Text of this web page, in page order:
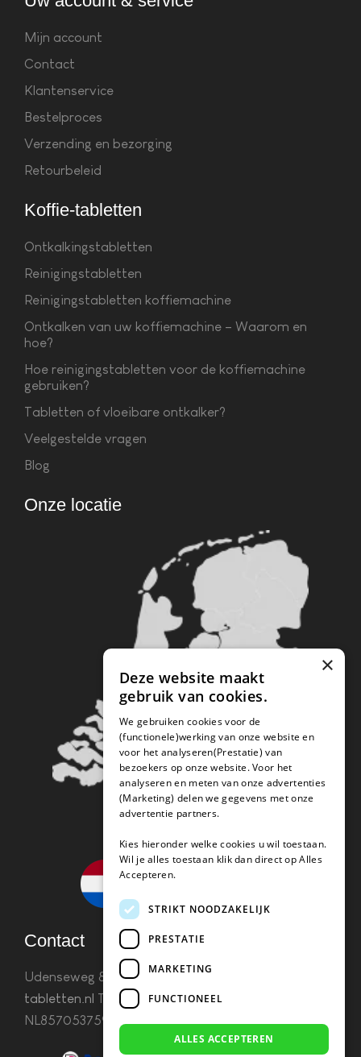
Mijn account
Contact
Klantenservice
Bestelproces
Verzending en bezorging
Retourbeleid
Koffie-tabletten
Ontkalkingstabletten
Reinigingstabletten
Reinigingstabletten koffiemachine
Ontkalken van uw koffiemachine – Waarom en
hoe?
Hoe reinigingstabletten voor de koffiemachine
gebruiken?
Tabletten of vloeibare ontkalker?
Veelgestelde vragen
Blog
Onze locatie
Contact
Udenseweg 8B 5405 PA Udeninfo(@)koffie-
tabletten.nl Tel. 085 782 5578KvK 67529623 Btw:
NL857053759B01
×
Deze website maakt
gebruik van cookies.
We gebruiken cookies voor de
(functionele)werking van onze website en
voor het analyseren(Prestatie) van
bezoekers op onze website. Voor het
analyseren en meten van onze advertenties
(Marketing) delen we gegevens met onze
advertentie partners.
Kies hieronder welke cookies u wil toestaan.
Wil je alles toestaan klik dan direct op Alles
Accepteren.
STRIKT NOODZAKELIJK
PRESTATIE
MARKETING
FUNCTIONEEL
ALLES ACCEPTEREN